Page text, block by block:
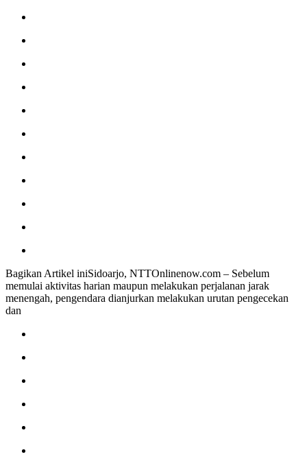
Bagikan Artikel iniSidoarjo, NTTOnlinenow.com – Sebelum
memulai aktivitas harian maupun melakukan perjalanan jarak
menengah, pengendara dianjurkan melakukan urutan pengecekan
dan